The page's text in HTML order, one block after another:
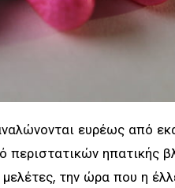
ευρέως από
περιστατικών ηπατικής
την ώρα που η